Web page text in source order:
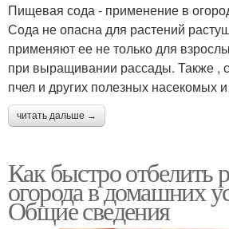
Пищевая сода - применение в
Сода не опасна для растений
применяют ее не только для
при выращивании рассады. Также ,
пчел и других полезных насекомых
читать дальше →
Как быстро отбелить
огорода в домашних
Общие сведения